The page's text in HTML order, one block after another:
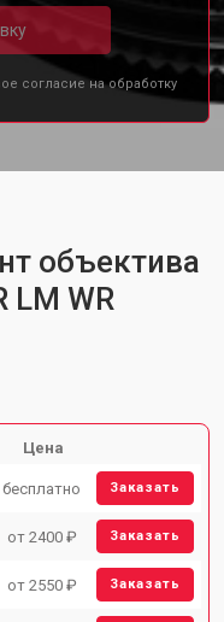
согласие на обработку
объектива
LM WR
Цена
бесплатно Заказать
от 2400 ₽ Заказать
от 2550 ₽ Заказать